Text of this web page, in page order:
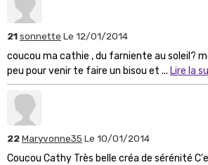
21sonnette Le 12/01/2014
coucou ma cathie , du farniente au soleil?
peu pour venir te faire un bisou et ... Lire la
22Maryvonne35 Le 10/01/2014
Coucou Cathy Très belle créa de sérénité